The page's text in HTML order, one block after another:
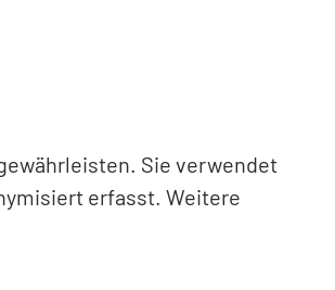
Sie verwendet
erfasst. Weitere